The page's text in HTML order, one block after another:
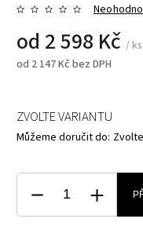
od 2 598 Kč / ks
od 2 147 Kč bez DPH
ZVOLTE VARIANTU
Můžeme doručit do: